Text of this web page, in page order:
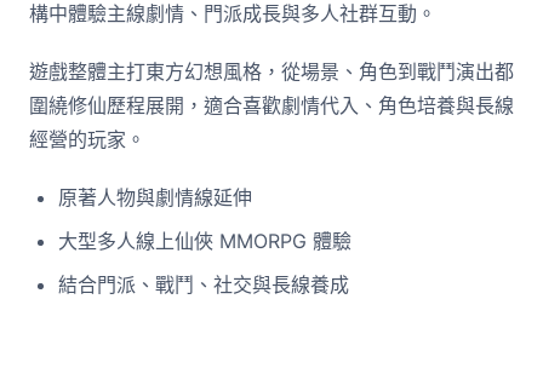
構中體驗主線劇情、門派成長與多人社群互動。
遊戲整體主打東方幻想風格，從場景、角色到戰鬥演出都
圍繞修仙歷程展開，適合喜歡劇情代入、角色培養與長線
經營的玩家。
原著人物與劇情線延伸
大型多人線上仙俠 MMORPG 體驗
結合門派、戰鬥、社交與長線養成